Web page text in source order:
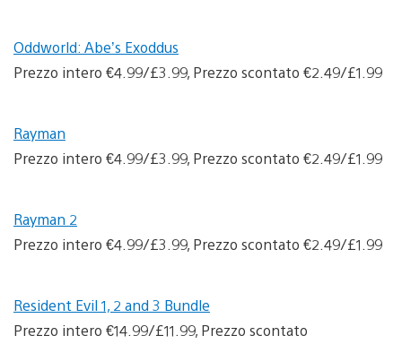
Oddworld: Abe’s Exoddus
Prezzo intero €4.99/£3.99, Prezzo scontato €2.49/£1.99
Rayman
Prezzo intero €4.99/£3.99, Prezzo scontato €2.49/£1.99
Rayman 2
Prezzo intero €4.99/£3.99, Prezzo scontato €2.49/£1.99
Resident Evil 1, 2 and 3 Bundle
Prezzo intero €14.99/£11.99, Prezzo scontato